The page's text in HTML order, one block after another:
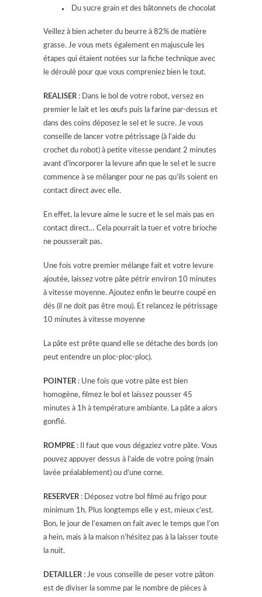
Du sucre grain et des bâtonnets de chocolat
Veillez à bien acheter du beurre à 82% de matière
grasse. Je vous mets également en majuscule les
étapes qui étaient notées sur la fiche technique avec
le déroulé pour que vous compreniez bien le tout.
REALISER : Dans le bol de votre robot, versez en
premier le lait et les œufs puis la farine par-dessus et
dans des coins déposez le sel et le sucre. Je vous
conseille de lancer votre pétrissage (à l’aide du
crochet du robot) à petite vitesse pendant 2 minutes
avant d’incorporer la levure afin que le sel et le sucre
commence à se mélanger pour ne pas qu’ils soient en
contact direct avec elle.
En effet, la levure aime le sucre et le sel mais pas en
contact direct… Cela pourrait la tuer et votre brioche
ne pousserait pas.
Une fois votre premier mélange fait et votre levure
ajoutée, laissez votre pâte pétrir environ 10 minutes
à vitesse moyenne. Ajoutez enfin le beurre coupé en
dés (il ne doit pas être mou). Et relancez le pétrissage
10 minutes à vitesse moyenne
La pâte est prête quand elle se détache des bords (on
peut entendre un ploc-ploc-ploc).
POINTER : Une fois que votre pâte est bien
homogène, filmez le bol et laissez pousser 45
minutes à 1h à température ambiante. La pâte a alors
gonflé.
ROMPRE : Il faut que vous dégaziez votre pâte. Vous
pouvez appuyer dessus à l’aide de votre poing (main
lavée préalablement) ou d’une corne.
RESERVER : Déposez votre bol filmé au frigo pour
minimum 1h. Plus longtemps elle y est, mieux c’est.
Bon, le jour de l’examen on fait avec le temps que l’on
a hein, mais à la maison n’hésitez pas à la laisser toute
la nuit.
DETAILLER : Je vous conseille de peser votre pâton
est de diviser la somme par le nombre de pièces à